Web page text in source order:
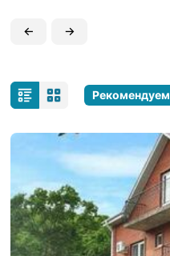
← →
Рекомендуем